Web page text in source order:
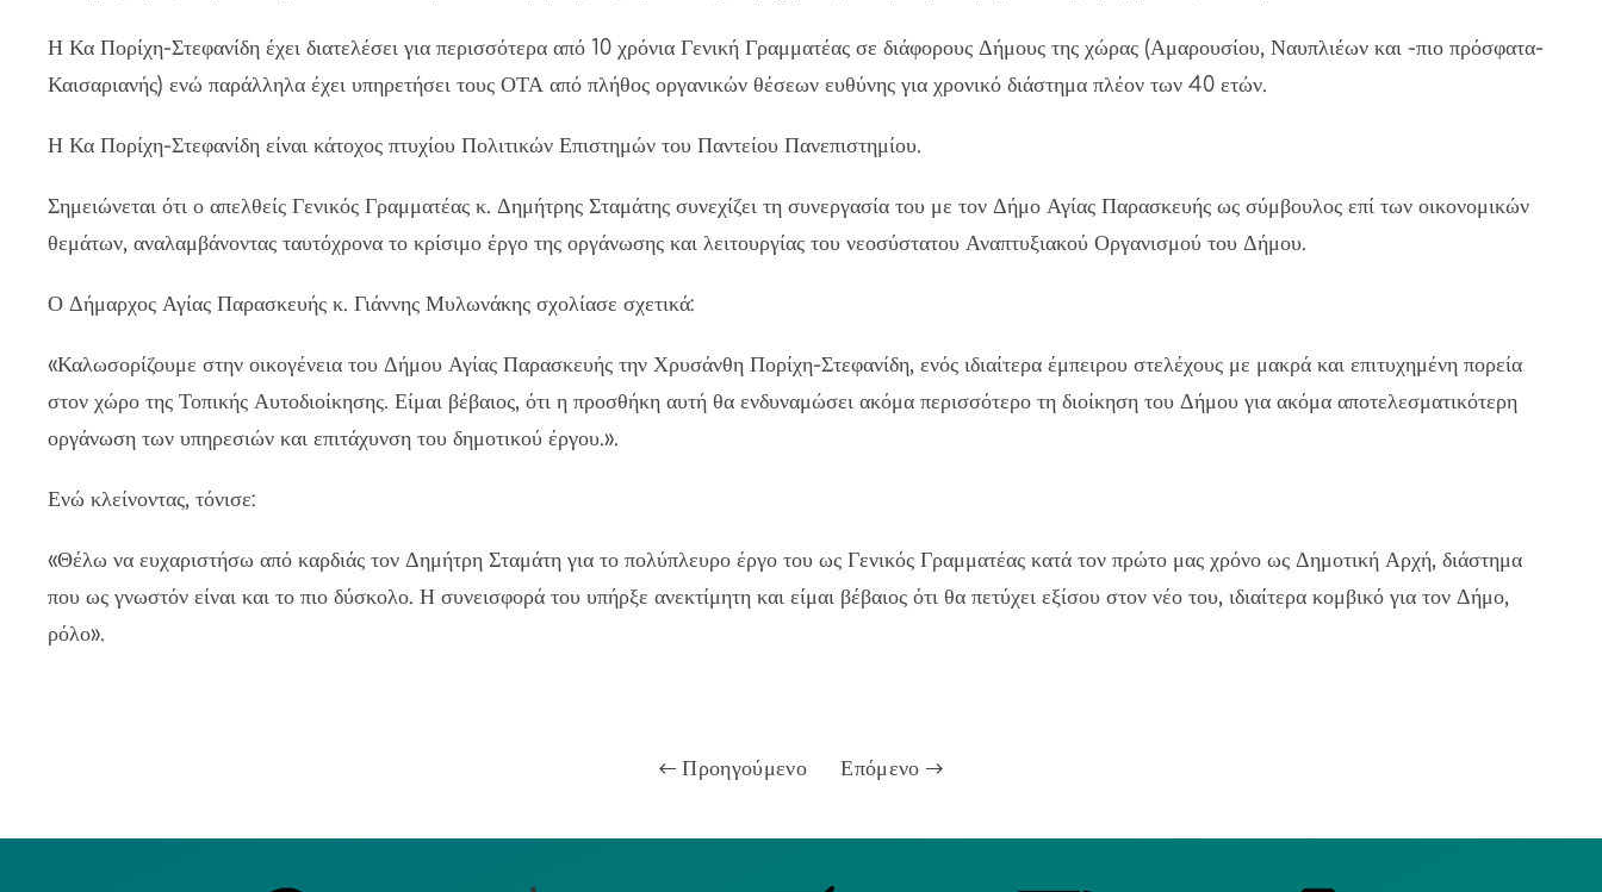
Η Κα Πορίχη-Στεφανίδη έχει διατελέσει για περισσότερα από 10 χρόνια Γενική Γραμματέας σε διάφορους Δήμους της χώρας (Αμαρουσίου, Ναυπλιέων και -πιο πρόσφατα-
Καισαριανής) ενώ παράλληλα έχει υπηρετήσει τους ΟΤΑ από πλήθος οργανικών θέσεων ευθύνης για χρονικό διάστημα πλέον των 40 ετών.
Η Κα Πορίχη-Στεφανίδη είναι κάτοχος πτυχίου Πολιτικών Επιστημών του Παντείου Πανεπιστημίου.
Σημειώνεται ότι ο απελθείς Γενικός Γραμματέας κ. Δημήτρης Σταμάτης συνεχίζει τη συνεργασία του με τον Δήμο Αγίας Παρασκευής ως σύμβουλος επί των οικονομικών
θεμάτων, αναλαμβάνοντας ταυτόχρονα το κρίσιμο έργο της οργάνωσης και λειτουργίας του νεοσύστατου Αναπτυξιακού Οργανισμού του Δήμου.
Ο Δήμαρχος Αγίας Παρασκευής κ. Γιάννης Μυλωνάκης σχολίασε σχετικά:
«Καλωσορίζουμε στην οικογένεια του Δήμου Αγίας Παρασκευής την Χρυσάνθη Πορίχη-Στεφανίδη, ενός ιδιαίτερα έμπειρου στελέχους με μακρά και επιτυχημένη πορεία
στον χώρο της Τοπικής Αυτοδιοίκησης. Είμαι βέβαιος, ότι η προσθήκη αυτή θα ενδυναμώσει ακόμα περισσότερο τη διοίκηση του Δήμου για ακόμα αποτελεσματικότερη
οργάνωση των υπηρεσιών και επιτάχυνση του δημοτικού έργου.».
Ενώ κλείνοντας, τόνισε:
«Θέλω να ευχαριστήσω από καρδιάς τον Δημήτρη Σταμάτη για το πολύπλευρο έργο του ως Γενικός Γραμματέας κατά τον πρώτο μας χρόνο ως Δημοτική Αρχή, διάστημα
που ως γνωστόν είναι και το πιο δύσκολο. Η συνεισφορά του υπήρξε ανεκτίμητη και είμαι βέβαιος ότι θα πετύχει εξίσου στον νέο του, ιδιαίτερα κομβικό για τον Δήμο,
ρόλο».
Προηγούμενο Επόμενο